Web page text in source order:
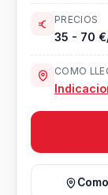
PRECIOS
35 - 70
COMO